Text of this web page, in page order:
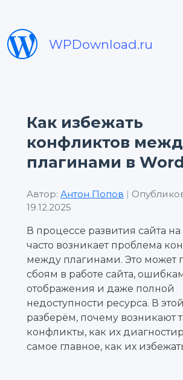
WPDownload.ru
Как избежать
конфликтов
плагинами в
Автор: Антон Попов |
19.12.2025
В процессе развития сайта
часто возникает проблема
между плагинами. Это может
сбоям в работе сайта,
отображения и даже полной
недоступности ресурса. В
разберём, почему возникают
конфликты, как их
самое главное, как их